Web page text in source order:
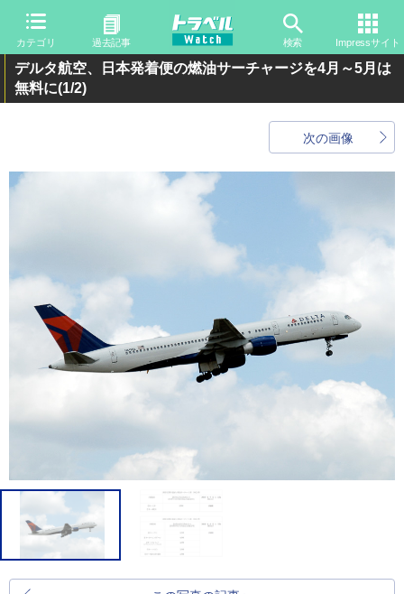
カテゴリ 過去記事 検索 Impressサイト
デルタ航空、日本発着便の燃油サーチャージを4月～5月は
無料に(1/2)
次の画像